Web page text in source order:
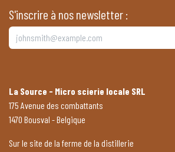
S'inscrire à nos newsletter :
La Source - Micro scierie locale SRL
175 Avenue des combattants
1470 Bousval - Belgique
Sur le site de la ferme de la distillerie